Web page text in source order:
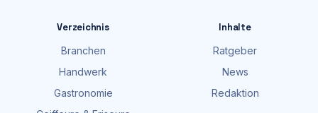
Verzeichnis
Branchen
Handwerk
Gastronomie
Inhalte
Ratgeber
News
Redaktion